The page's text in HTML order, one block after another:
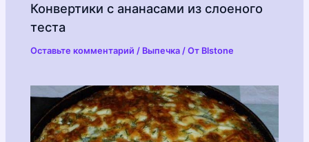
Конвертики с ананасами из слоеного
теста
Оставьте комментарий / Выпечка / От Blstone